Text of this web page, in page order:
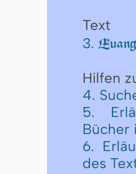
Text
3.
Hilfen
4.
5.
Bücher
6.
des